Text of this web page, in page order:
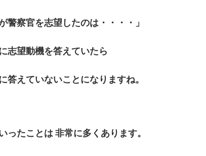
が警察官を志望したのは・・・・」
志望動機を答えていたら
答えていないことになりますね。
ったことは 非常に多くあります。